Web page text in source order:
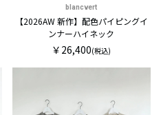
blancvert
【2026AW 新作】配色パイピングイ
ンナーハイネック
￥26,400(税込)